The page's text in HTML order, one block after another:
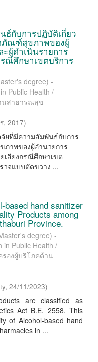
กับการปฏิบัติเกี่ยว
ณฑ์สุขภาพของผู้
ผู้ดำเนินรายการ
ณีศึกษาเขตบริการ
degree) -
Public Health /
นสาธารณสุข
, 2017)
ยที่มีความสัมพันธ์กับการ
าพของผู้อำนวยการ
เสียงกรณีศึกษาเขต
วจแบบตัดขวาง ...
based hand sanitizer
Products among
Province.
degree) -
in Public Health /
องผู้บริโภคด้าน
, 24/11/2023)
are classified as
Act B.E. 2558. This
of Alcohol-based hand
in ...